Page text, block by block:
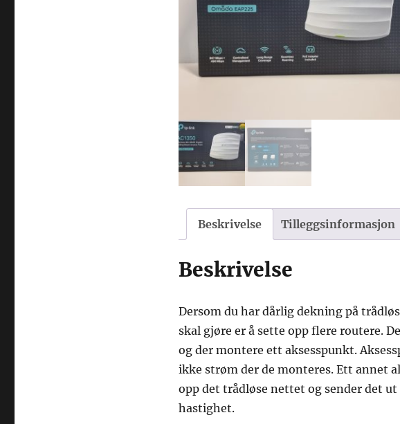
Beskrivelse Tilleggsinformasjon
Beskrivelse
Dersom du har dårlig dekning på
skal gjøre er å sette opp flere routere.
og der montere ett aksesspunkt.
ikke strøm der de monteres. Ett annet
opp det trådløse nettet og sender det
hastighet.